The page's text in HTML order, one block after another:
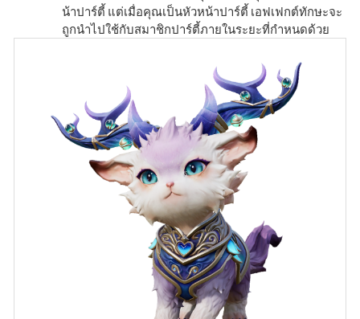
น้าปาร์ตี้ แต่เมื่อคุณเป็นหัวหน้าปาร์ตี้ เอฟเฟกต์ทักษะจะ
ถูกนำไปใช้กับสมาชิกปาร์ตี้ภายในระยะที่กำหนดด้วย